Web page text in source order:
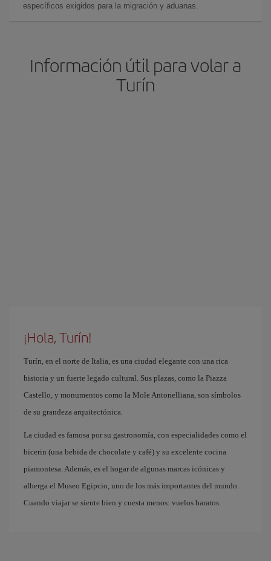
específicos exigidos para la migración y aduanas.
Información útil para volar a
Turín
¡Hola, Turín!
Turín, en el norte de Italia, es una ciudad elegante con una rica
historia y un fuerte legado cultural. Sus plazas, como la Piazza
Castello, y monumentos como la Mole Antonelliana, son símbolos
de su grandeza arquitectónica.
La ciudad es famosa por su gastronomía, con especialidades como el
bicerin (una bebida de chocolate y café) y su excelente cocina
piamontesa. Además, es el hogar de algunas marcas icónicas y
alberga el Museo Egipcio, uno de los más importantes del mundo.
Cuando viajar se siente bien y cuesta menos: vuelos baratos.